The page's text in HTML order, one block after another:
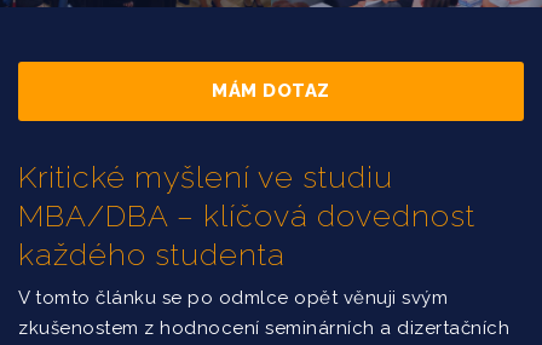
MÁM DOTAZ
Kritické myšlení ve studiu
MBA/DBA – klíčová dovednost
každého studenta
V tomto článku se po odmlce opět věnuji svým
zkušenostem z hodnocení seminárních a dizertačních